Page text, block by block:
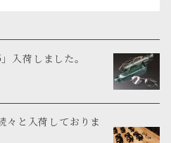
入荷しました。
々と入荷しておりま